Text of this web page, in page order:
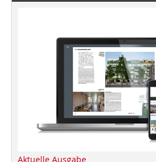
Aktuelle Ausgabe